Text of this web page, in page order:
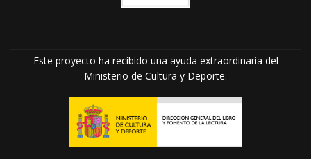
Este proyecto ha recibido una ayuda extraordinaria del
Ministerio de Cultura y Deporte.